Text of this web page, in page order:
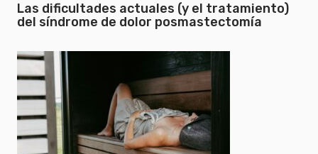
Las dificultades actuales (y el tratamiento)
del síndrome de dolor posmastectomía